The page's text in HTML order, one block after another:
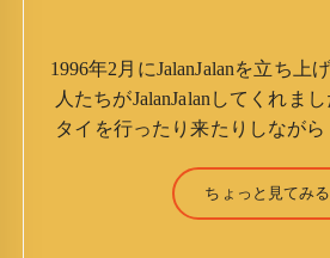
1996年2月にJalanJalanを立ち上
人たちがJalanJalanしてくれま
タイを行ったり来たりしなが
（Jun Yamamori） 生年月日
才) 生まれ ：香港
ちょっと見てみる